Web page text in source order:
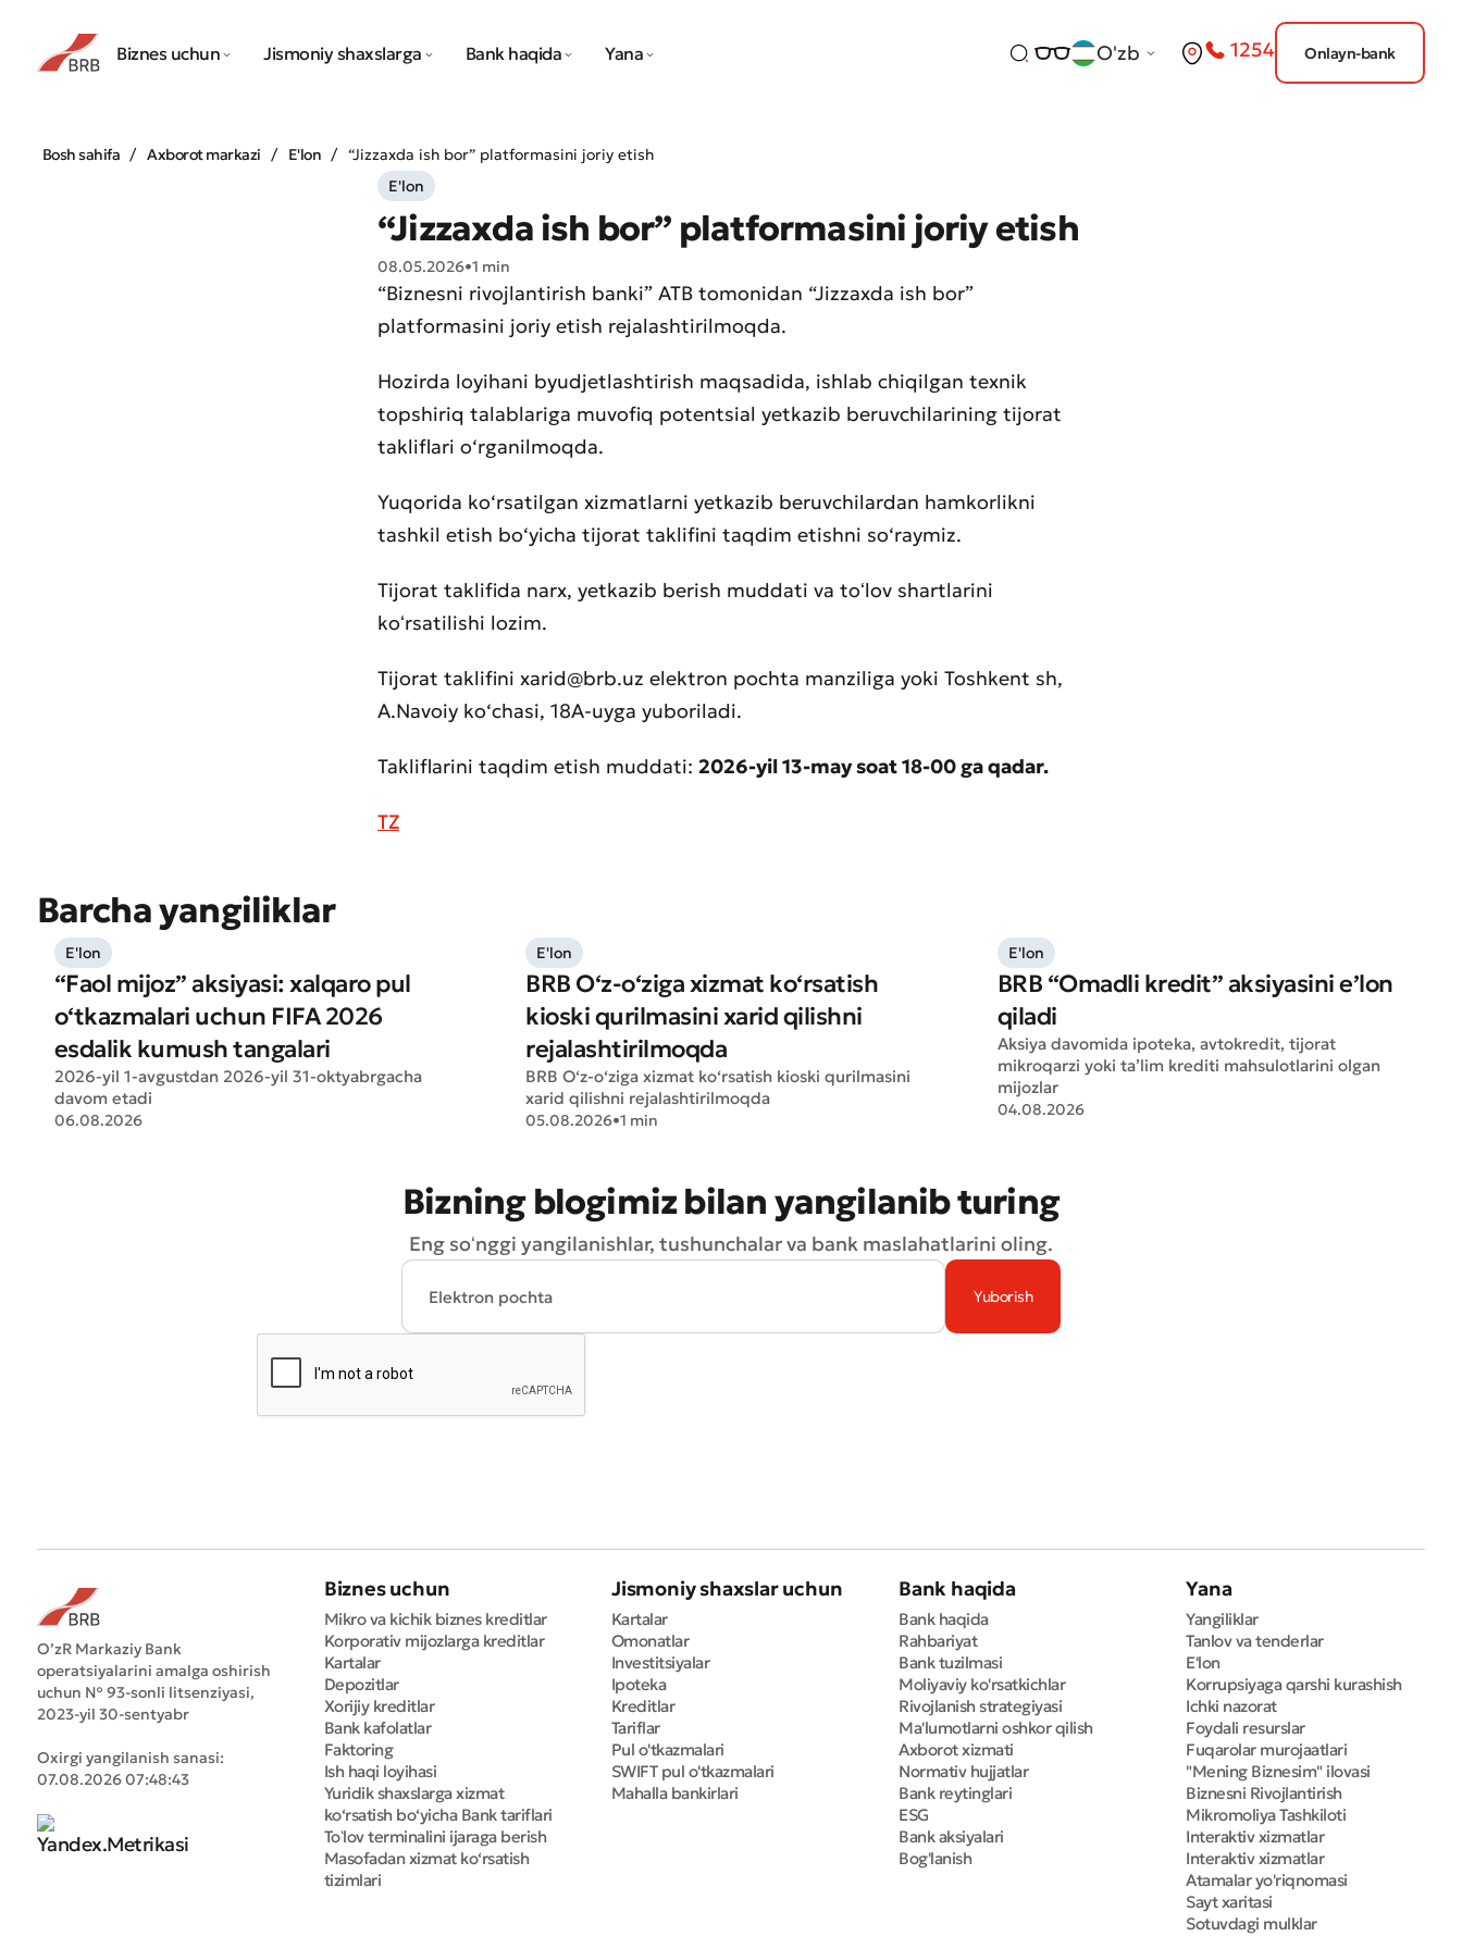
Biznes uchun Jismoniy shaxslarga Bank haqida Yana O'zb 1254 Onlayn-bank
Bosh sahifa Axborot markazi E'lon
“Jizzaxda ish bor” platformasini joriy etish
E'lon
“Jizzaxda ish bor” platformasini joriy etish
08.05.2026•1 min
“Biznesni rivojlantirish banki” ATB tomonidan “Jizzaxda ish bor”
platformasini joriy etish rejalashtirilmoqda.
Hozirda loyihani byudjetlashtirish maqsadida, ishlab chiqilgan texnik
topshiriq talablariga muvofiq potentsial yetkazib beruvchilarining tijorat
takliflari o‘rganilmoqda.
Yuqorida ko‘rsatilgan xizmatlarni yetkazib beruvchilardan hamkorlikni
tashkil etish bo‘yicha tijorat taklifini taqdim etishni so‘raymiz.
Tijorat taklifida narx, yetkazib berish muddati va toʻlov shartlarini
koʻrsatilishi lozim.
Tijorat taklifini xarid@brb.uz elektron pochta manziliga yoki Toshkent sh,
A.Navoiy ko‘chasi, 18A-uyga yuboriladi.
Takliflarini taqdim etish muddati: 2026-yil 13-may soat 18-00 ga qadar.
TZ
Barcha yangiliklar
E'lon
“Faol mijoz” aksiyasi: xalqaro pul
o‘tkazmalari uchun FIFA 2026
esdalik kumush tangalari
2026-yil 1-avgustdan 2026-yil 31-oktyabrgacha
davom etadi
06.08.2026
E'lon
BRB O‘z-o‘ziga xizmat ko‘rsatish
kioski qurilmasini xarid qilishni
rejalashtirilmoqda
BRB O‘z-o‘ziga xizmat ko‘rsatish kioski qurilmasini
xarid qilishni rejalashtirilmoqda
05.08.2026•1 min
E'lon
BRB “Omadli kredit” aksiyasini e’lon
qiladi
Aksiya davomida ipoteka, avtokredit, tijorat
mikroqarzi yoki ta’lim krediti mahsulotlarini olgan
mijozlar
04.08.2026
Bizning blogimiz bilan yangilanib turing
Eng soʻnggi yangilanishlar, tushunchalar va bank maslahatlarini oling.
O’zR Markaziy Bank
operatsiyalarini amalga oshirish
uchun № 93-sonli litsenziyasi,
2023-yil 30-sentyabr
Oxirgi yangilanish sanasi:
07.08.2026 07:48:43
Biznes uchun
Mikro va kichik biznes kreditlar
Korporativ mijozlarga kreditlar
Kartalar
Depozitlar
Xorijiy kreditlar
Bank kafolatlar
Faktoring
Ish haqi loyihasi
Yuridik shaxslarga xizmat
ko‘rsatish bo‘yicha Bank tariflari
Toʻlov terminalini ijaraga berish
Masofadan xizmat ko‘rsatish
tizimlari
Jismoniy shaxslar uchun
Kartalar
Omonatlar
Investitsiyalar
Ipoteka
Kreditlar
Tariflar
Pul o'tkazmalari
SWIFT pul o'tkazmalari
Mahalla bankirlari
Bank haqida
Bank haqida
Rahbariyat
Bank tuzilmasi
Moliyaviy ko'rsatkichlar
Rivojlanish strategiyasi
Ma'lumotlarni oshkor qilish
Axborot xizmati
Normativ hujjatlar
Bank reytinglari
ESG
Bank aksiyalari
Bog'lanish
Yana
Yangiliklar
Tanlov va tenderlar
E'lon
Korrupsiyaga qarshi kurashish
Ichki nazorat
Foydali resurslar
Fuqarolar murojaatlari
"Mening Biznesim" ilovasi
Biznesni Rivojlantirish
Mikromoliya Tashkiloti
Interaktiv xizmatlar
Interaktiv xizmatlar
Atamalar yo'riqnomasi
Sayt xaritasi
Sotuvdagi mulklar